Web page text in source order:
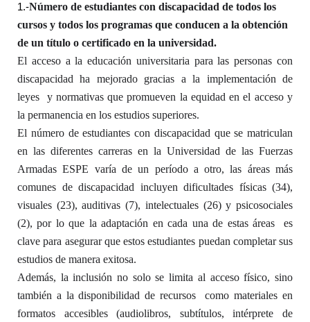
1.-Número de estudiantes con discapacidad de todos los
cursos y todos los programas que conducen a la obtención
de un título o certificado en la universidad.
El acceso a la educación universitaria para las personas con
discapacidad ha mejorado gracias a la implementación de
leyes y normativas que promueven la equidad en el acceso y
la permanencia en los estudios superiores.
El número de estudiantes con discapacidad que se matriculan
en las diferentes carreras en la Universidad de las Fuerzas
Armadas ESPE varía de un período a otro, las áreas más
comunes de discapacidad incluyen dificultades físicas (34),
visuales (23), auditivas (7), intelectuales (26) y psicosociales
(2), por lo que la adaptación en cada una de estas áreas es
clave para asegurar que estos estudiantes puedan completar sus
estudios de manera exitosa.
Además, la inclusión no solo se limita al acceso físico, sino
también a la disponibilidad de recursos como materiales en
formatos accesibles (audiolibros, subtítulos, intérprete de